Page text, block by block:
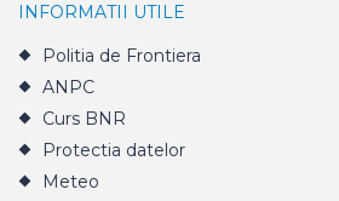
INFORMATII UTILE
Politia de Frontiera
ANPC
Curs BNR
Protectia datelor
Meteo